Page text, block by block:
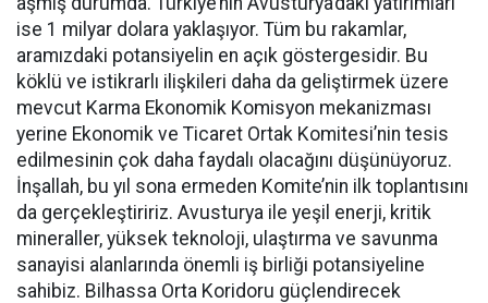
ise 1 milyar dolara yaklaşıyor. Tüm bu rakamlar,
aramızdaki potansiyelin en açık göstergesidir. Bu
köklü ve istikrarlı ilişkileri daha da geliştirmek üzere
mevcut Karma Ekonomik Komisyon mekanizması
yerine Ekonomik ve Ticaret Ortak Komitesi’nin tesis
edilmesinin çok daha faydalı olacağını düşünüyoruz.
İnşallah, bu yıl sona ermeden Komite’nin ilk toplantısını
da gerçekleştiririz. Avusturya ile yeşil enerji, kritik
mineraller, yüksek teknoloji, ulaştırma ve savunma
sanayisi alanlarında önemli iş birliği potansiyeline
sahibiz. Bilhassa Orta Koridoru güçlendirecek